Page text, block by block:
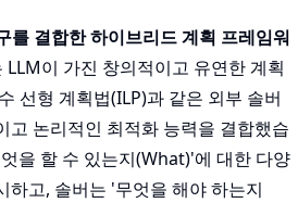
를 결합한 하이브리드 계획 프레임워
LLM이 가진 창의적이고 유연한 계획
선형 계획법(ILP)과 같은 외부 솔버
고 논리적인 최적화 능력을 결합했습
을 할 수 있는지(What)'에 대한 다양
하고, 솔버는 '무엇을 해야 하는지